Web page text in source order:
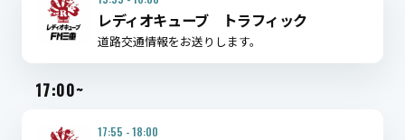
レディオキューブ トラフィック
道路交通情報をお送りします。
17:00~
17:55 - 18:00